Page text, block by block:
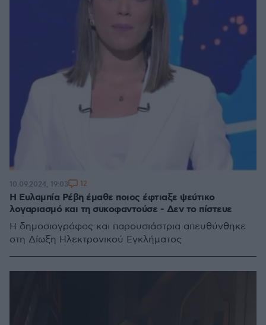
Η Ευλαμπία Ρέβη έμαθε ποιος έφτιαξε ψεύτικο
λογαριασμό και τη συκοφαντούσε - Δεν το πίστευε
Η δημοσιογράφος και παρουσιάστρια απευθύνθηκε
στη Δίωξη Ηλεκτρονικού Εγκλήματος
10.09.2024, 19:03 12